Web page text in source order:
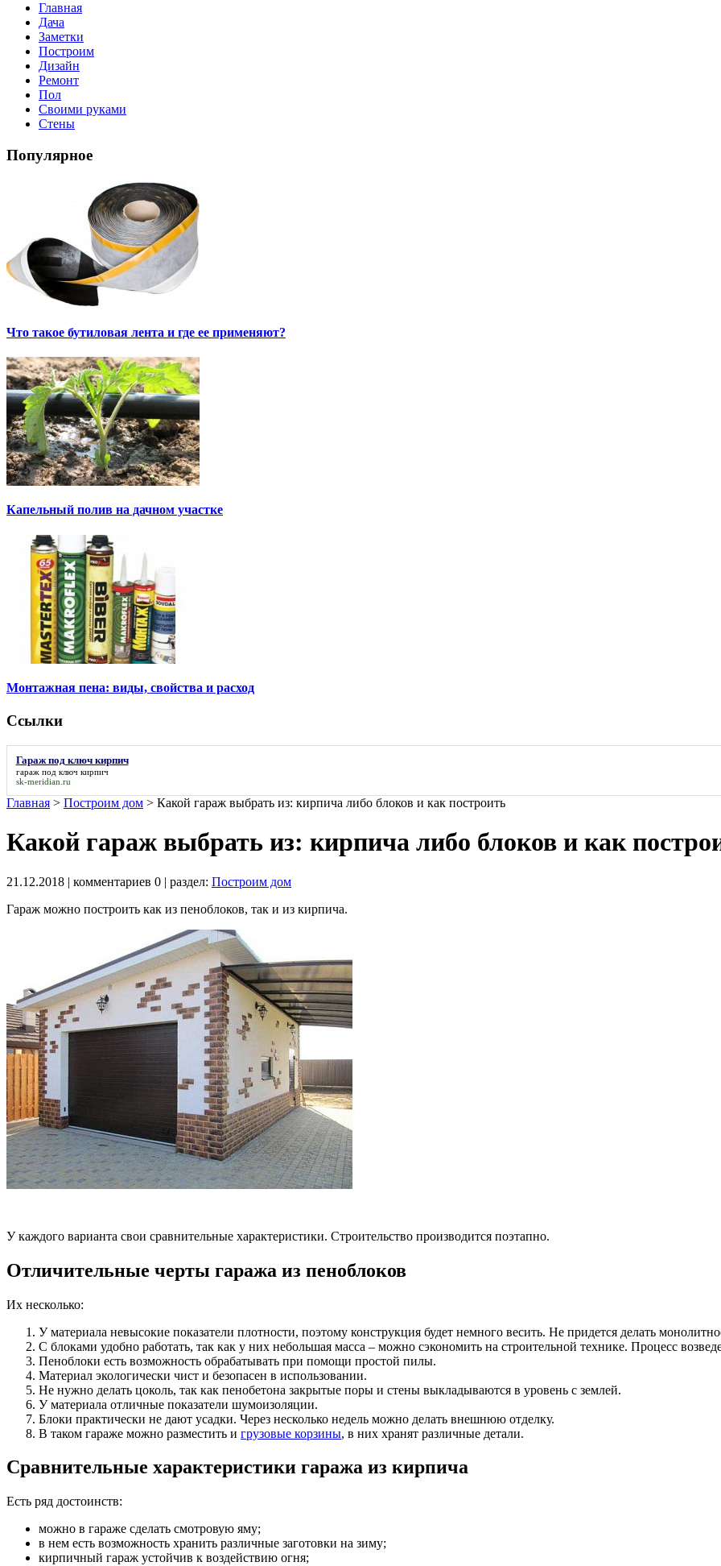
Главная
Дача
Заметки
Построим
Дизайн
Ремонт
Пол
Своими руками
Стены
Популярное
Что такое бутиловая лента и где ее применяют?
Капельный полив на дачном участке
Монтажная пена: виды, свойства и расход
Ссылки
Гараж под ключ кирпич
гараж под ключ кирпич
sk-meridian.ru
Главная > Построим дом > Какой гараж выбрать из: кирпича либо блоков и как построить
Какой гараж выбрать из: кирпича либо блоков и как
21.12.2018 | комментариев 0 | раздел: Построим дом
Гараж можно построить как из пеноблоков, так и из кирпича.
У каждого варианта свои сравнительные характеристики. Строительство производится поэтапно.
Отличительные черты гаража из пеноблоков
Их несколько:
У материала невысокие показатели плотности, поэтому конструкция будет немного весить. Не придется делать
С блоками удобно работать, так как у них небольшая масса – можно сэкономить на строительной технике. Процесс
Пеноблоки есть возможность обрабатывать при помощи простой пилы.
Материал экологически чист и безопасен в использовании.
Не нужно делать цоколь, так как пенобетона закрытые поры и стены выкладываются в уровень с землей.
У материала отличные показатели шумоизоляции.
Блоки практически не дают усадки. Через несколько недель можно делать внешнюю отделку.
В таком гараже можно разместить и грузовые корзины, в них хранят различные детали.
Сравнительные характеристики гаража из кирпича
Есть ряд достоинств:
можно в гараже сделать смотровую яму;
в нем есть возможность хранить различные заготовки на зиму;
кирпичный гараж устойчив к воздействию огня;